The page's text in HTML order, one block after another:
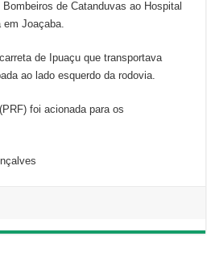
de Catanduvas ao Hospital
em Joaçaba.
de Ipuaçu que transportava
ao lado esquerdo da rodovia.
foi acionada para os